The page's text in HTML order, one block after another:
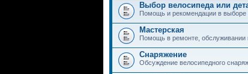
Выбор велосипеда или
Помощь и рекомендации в выборе
Мастерская
Помощь в ремонте, обслуживании
Снаряжение
Обсуждение велосипедного